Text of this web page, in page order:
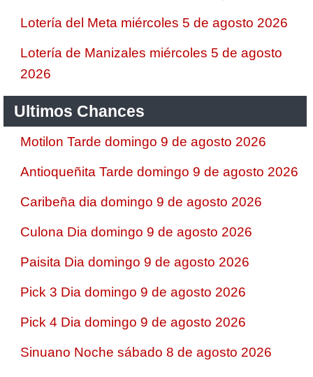
Lotería del Meta miércoles 5 de agosto 2026
Lotería de Manizales miércoles 5 de agosto
2026
Ultimos Chances
Motilon Tarde domingo 9 de agosto 2026
Antioqueñita Tarde domingo 9 de agosto 2026
Caribeña dia domingo 9 de agosto 2026
Culona Dia domingo 9 de agosto 2026
Paisita Dia domingo 9 de agosto 2026
Pick 3 Dia domingo 9 de agosto 2026
Pick 4 Dia domingo 9 de agosto 2026
Sinuano Noche sábado 8 de agosto 2026